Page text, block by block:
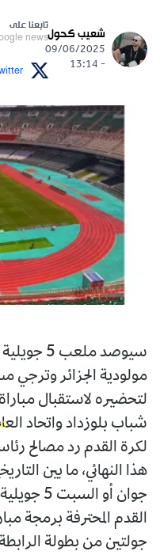
شعيب كحول
09/06/2025
- 13:14
تابعنا على
news
سيوصد
مولودية الجزائر وترجي
شباب بلوزداد واتحاد
لكرة القدم رد مصالح
جوان أو
القدم المحترفة برمجة
جولتين من بطولة